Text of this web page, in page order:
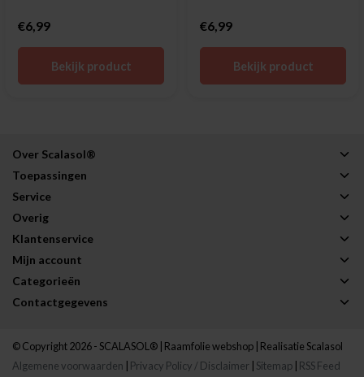
€6,99
Bekijk product
€6,99
Bekijk product
Over Scalasol®
Toepassingen
Service
Overig
Klantenservice
Mijn account
Categorieën
Contactgegevens
© Copyright 2026 - SCALASOL® | Raamfolie webshop | Realisatie Scalasol
Algemene voorwaarden
Privacy Policy / Disclaimer Sitemap RSS Feed